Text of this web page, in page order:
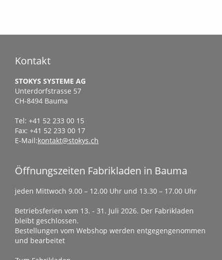
Kontakt
STOKYS SYSTEME AG
Unterdorfstrasse 57
CH-8494 Bauma
Tel: +41 52 233 00 15
Fax: +41 52 233 00 17
E-Mail:kontakt@stokys.ch
Öffnungszeiten Fabrikladen in Bauma
jeden Mittwoch 9.00 – 12.00 Uhr und 13.30 – 17.00 Uhr
Betriebsferien vom 13. - 31. Juli 2026. Der Fabrikladen
bleibt geschlossen.
Bestellungen vom Webshop werden entgegengenommen
und bearbeitet